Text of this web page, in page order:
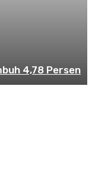
4,78 Persen